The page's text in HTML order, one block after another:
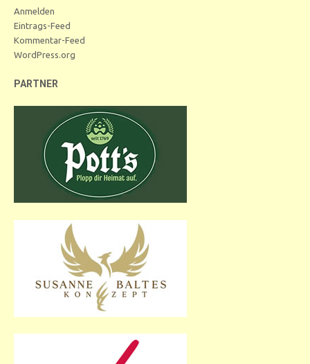
Anmelden
Eintrags-Feed
Kommentar-Feed
WordPress.org
PARTNER